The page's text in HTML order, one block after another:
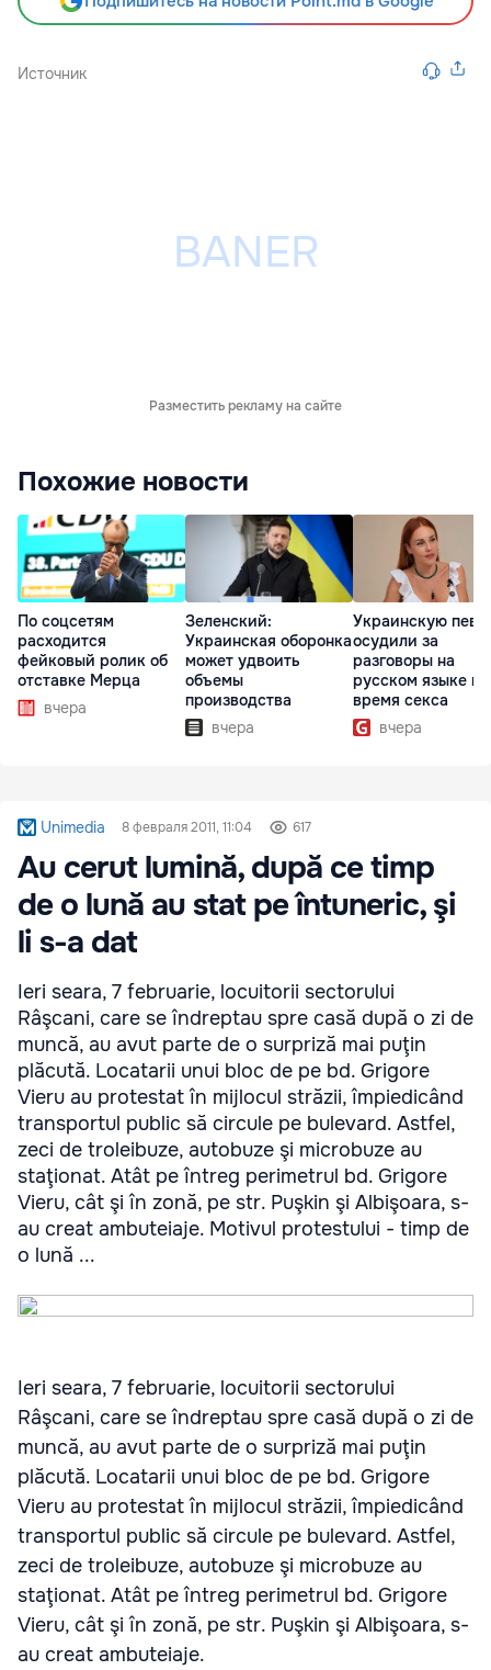
Источник
Разместить рекламу на сайте
Похожие новости
По соцсетям
расходится
фейковый ролик об
отставке Мерца
вчера
Зеленский:
Украинская оборонка
может удвоить
объемы
производства
вчера
Украинскую
осудили за
разговоры на
русском языке во
время секса
вчера
Unimedia 8 февраля 2011, 11:04 617
Au cerut lumină, după ce timp
de o lună au stat pe întuneric, şi
li s-a dat
Ieri seara, 7 februarie, locuitorii sectorului
Râşcani, care se îndreptau spre casă după o zi de
muncă, au avut parte de o surpriză mai puţin
plăcută. Locatarii unui bloc de pe bd. Grigore
Vieru au protestat în mijlocul străzii, împiedicând
transportul public să circule pe bulevard. Astfel,
zeci de troleibuze, autobuze şi microbuze au
staţionat. Atât pe întreg perimetrul bd. Grigore
Vieru, cât şi în zonă, pe str. Puşkin şi Albişoara, s-
au creat ambuteiaje. Motivul protestului - timp de
o lună ...
Ieri seara, 7 februarie, locuitorii sectorului
Râşcani, care se îndreptau spre casă după o zi de
muncă, au avut parte de o surpriză mai puţin
plăcută. Locatarii unui bloc de pe bd. Grigore
Vieru au protestat în mijlocul străzii, împiedicând
transportul public să circule pe bulevard. Astfel,
zeci de troleibuze, autobuze şi microbuze au
staţionat. Atât pe întreg perimetrul bd. Grigore
Vieru, cât şi în zonă, pe str. Puşkin şi Albişoara, s-
au creat ambuteiaje.